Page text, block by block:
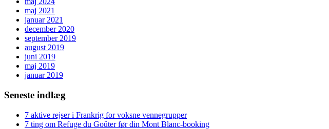
maj 2021
januar 2021
december 2020
september 2019
august 2019
juni 2019
maj 2019
januar 2019
Seneste indlæg
7 aktive rejser i Frankrig for voksne vennegrupper
7 ting om Refuge du Goûter før din Mont Blanc-booking